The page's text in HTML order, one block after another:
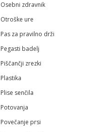
Osebni zdravnik
Otroške ure
Pas za pravilno drži
Pegasti badelj
Piščančji zrezki
Plastika
Plise senčila
Potovanja
Povečanje prsi